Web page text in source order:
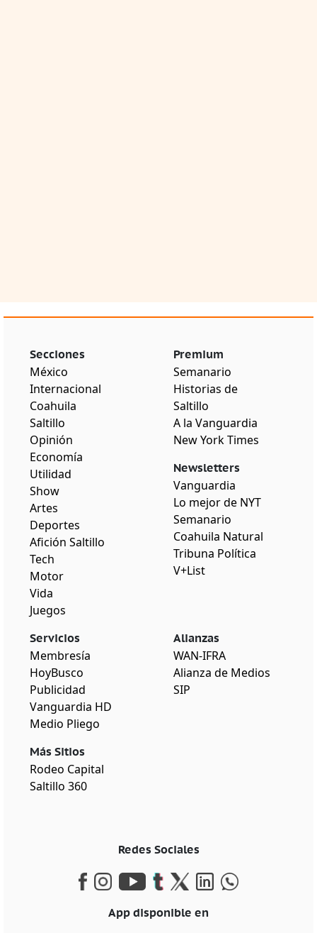
Secciones
México
Internacional
Coahuila
Saltillo
Opinión
Economía
Utilidad
Show
Artes
Deportes
Afición Saltillo
Tech
Motor
Vida
Juegos
Premium
Semanario
Historias de
Saltillo
A la Vanguardia
New York Times
Newsletters
Vanguardia
Lo mejor de NYT
Semanario
Coahuila Natural
Tribuna Política
V+List
Servicios
Membresía
HoyBusco
Publicidad
Vanguardia HD
Medio Pliego
Más Sitios
Rodeo Capital
Saltillo 360
Alianzas
WAN-IFRA
Alianza de Medios
SIP
Redes Sociales
App disponible en